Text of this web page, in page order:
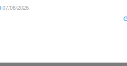
07/08/2026